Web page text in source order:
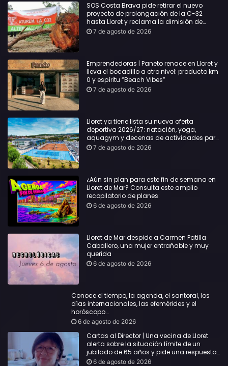
SOS Costa Brava pide retirar el nuevo
proyecto de prolongación de la C-32
hasta Lloret y reclama la dimisión de
Sílvia Paneque
7 de agosto de 2026
Emprendedoras | Paneto renace en Lloret y
lleva el bocadillo a otro nivel: producto km
0 y espíritu “Beach Vibes”
7 de agosto de 2026
Lloret ya tiene lista su nueva oferta
deportiva 2026/27: natación, yoga,
aquagym y decenas de actividades para
todas las edades
7 de agosto de 2026
¿Aún sin plan para este fin de semana en
Lloret de Mar? Consulta este amplio
recopilatorio de planes:
6 de agosto de 2026
Lloret de Mar despide a Carmen Patilla
Caballero, una mujer entrañable y muy
querida
6 de agosto de 2026
Conoce el tiempo, la agenda, el santoral, los
días internacionales, las efemérides y el
horóscopo…
6 de agosto de 2026
Cartas al Director | Una vecina de Lloret
alerta sobre la situación límite de un
jubilado de 65 años y pide una respuesta
urgente
6 de agosto de 2026